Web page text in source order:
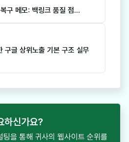
구 메모: 백링크 품질 점…
구글 상위노출 기본 구조 실무
하신가요?
팅을 통해 귀사의 웹사이트 순위를